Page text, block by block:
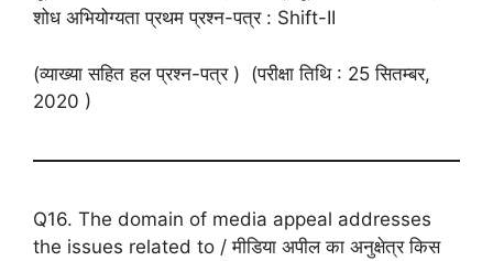
शोध अभियोग्यता प्रथम प्रश्न-पत्र : Shift-II
(व्याख्या सहित हल प्रश्न-पत्र ) (परीक्षा तिथि : 25 सितम्बर,
2020 )
Q16. The domain of media appeal addresses
the issues related to / मीडिया अपील का अनुक्षेत्र किस